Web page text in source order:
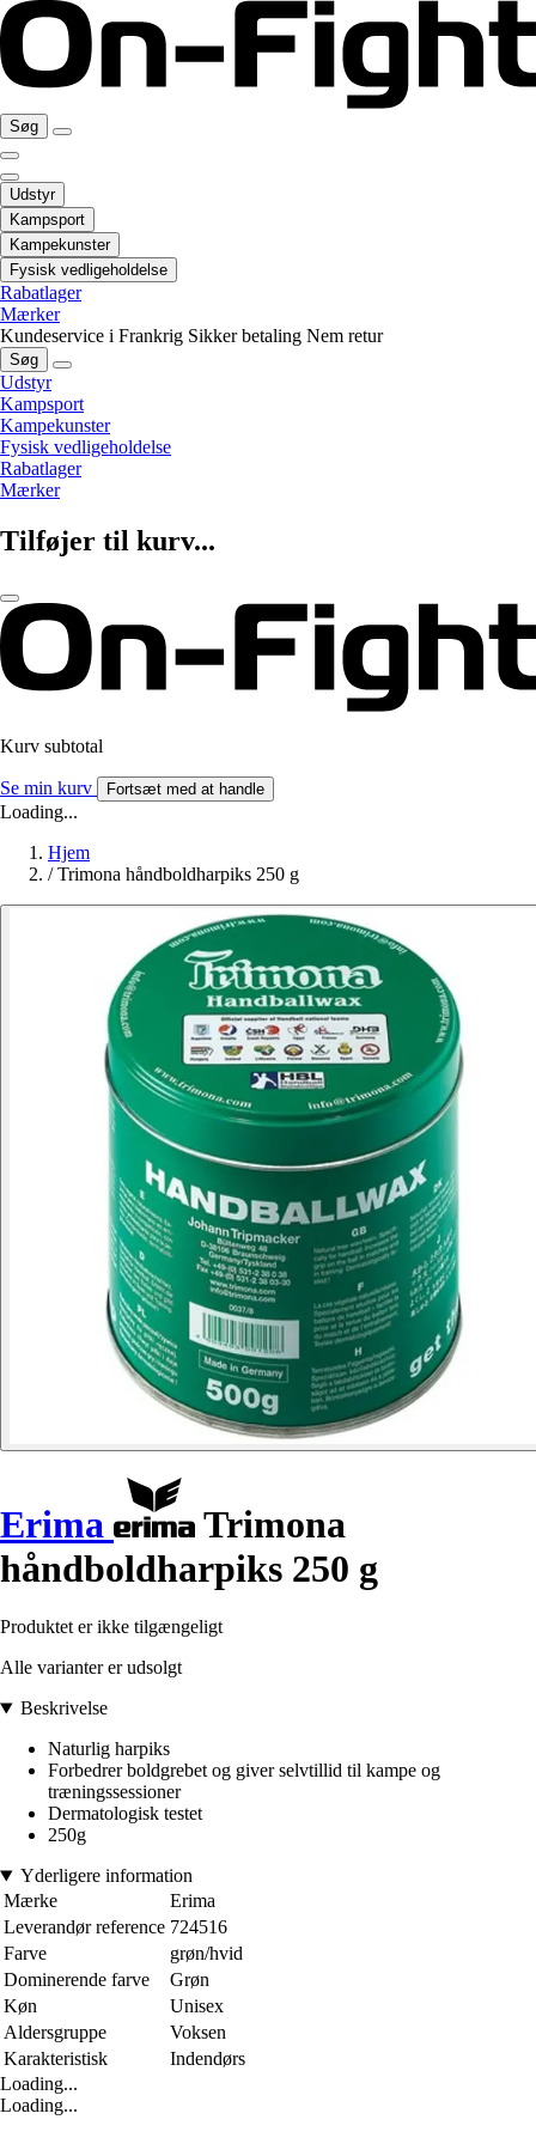
Søg
Udstyr
Kampsport
Kampekunster
Fysisk vedligeholdelse
Rabatlager
Mærker
Kundeservice i Frankrig Sikker betaling Nem retur
Søg
Udstyr
Kampsport
Kampekunster
Fysisk vedligeholdelse
Rabatlager
Mærker
Tilføjer til kurv...
Kurv subtotal
Se min kurv Fortsæt med at handle
Loading...
Hjem
/ Trimona håndboldharpiks 250 g
Erima
Trimona
håndboldharpiks 250 g
Produktet er ikke tilgængeligt
Alle varianter er udsolgt
Beskrivelse
Naturlig harpiks
Forbedrer boldgrebet og giver selvtillid til kampe og
træningssessioner
Dermatologisk testet
250g
Yderligere information
Mærke
Erima
Leverandør reference 724516
Farve
grøn/hvid
Dominerende farve
Grøn
Køn
Unisex
Aldersgruppe
Voksen
Karakteristisk
Indendørs
Loading...
Loading...